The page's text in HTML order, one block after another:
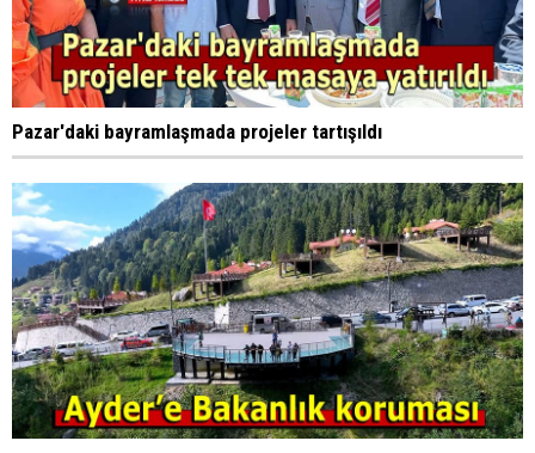
Pazar'daki bayramlaşmada projeler tartışıldı